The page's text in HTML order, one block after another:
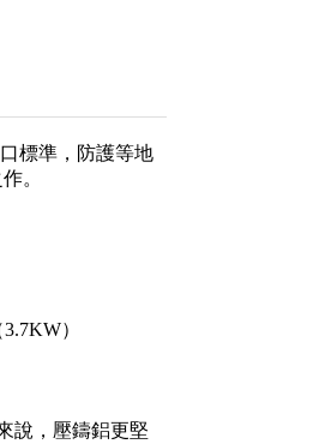
標準，防護等地
。
）
說，壓鑄鋁更堅